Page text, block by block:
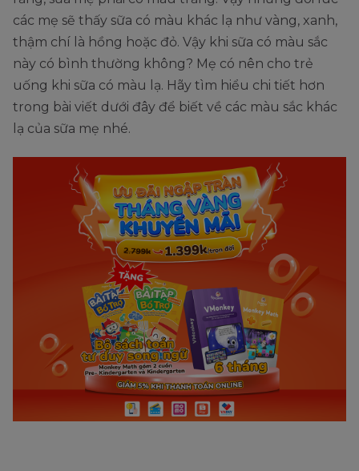
các mẹ sẽ thấy sữa có màu khác lạ như vàng, xanh,
thậm chí là hồng hoặc đỏ. Vậy khi sữa có màu sắc
này có bình thường không? Mẹ có nên cho trẻ
uống khi sữa có màu lạ. Hãy tìm hiểu chi tiết hơn
trong bài viết dưới đây để biết về các màu sắc khác
lạ của sữa mẹ nhé.